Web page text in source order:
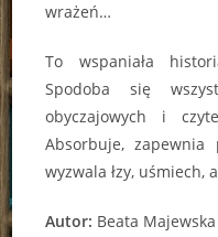
wrażeń…
To wspaniała
Spodoba się
obyczajowych i
Absorbuje, zapewnia
wyzwala łzy, uśmiech,
Autor: Beata Majewska